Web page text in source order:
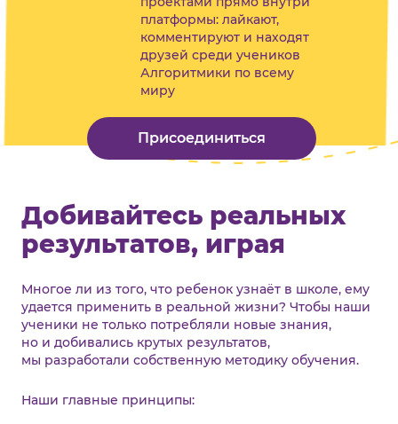
платформы: лайкают,
комментируют и находят
друзей среди учеников
Алгоритмики по всему
миру
Присоединиться
Добивайтесь реальных
результатов, играя
Многое ли из того, что ребенок узнаёт в школе, ему
удается применить в реальной жизни? Чтобы наши
ученики не только потребляли новые знания,
но и добивались крутых результатов,
мы разработали собственную методику обучения.
Наши главные принципы: